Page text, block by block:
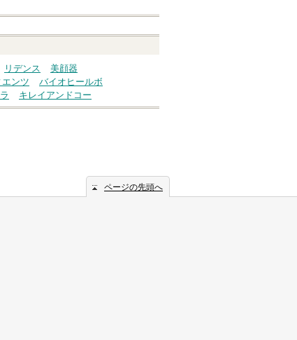
リデンス
美顔器
ンツ
バイオヒールボ
キレイアンドコー
ページの先頭へ